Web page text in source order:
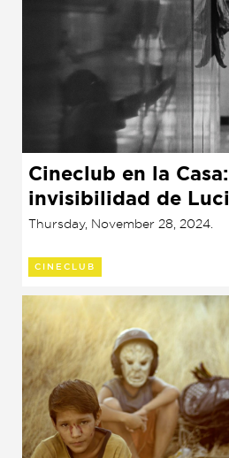
Cineclub en la
invisibilidad de
(2024)
Thursday, November 28, 2024.
CINECLUB